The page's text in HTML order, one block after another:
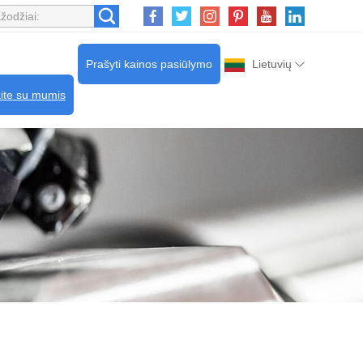
Lietuvių
Prašyti kainos pasiūlymo
su mumis